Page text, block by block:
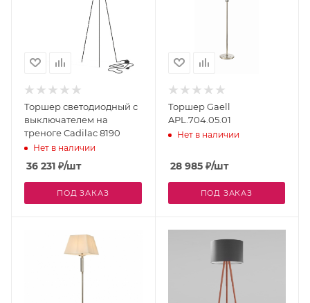
Торшер светодиодный с
выключателем на
треноге Cadilac 8190
Нет в наличии
36 231 ₽/шт
ПОД ЗАКАЗ
Торшер Gaell
APL.704.05.01
Нет в наличии
28 985₽/шт
ПОД ЗАКАЗ